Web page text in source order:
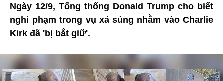
Ngày 12/9, Tổng thống Donald Trump cho biết
nghi phạm trong vụ xả súng nhằm vào Charlie
Kirk đã 'bị bắt giữ'.